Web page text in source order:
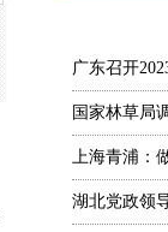
广东召开
国家林草局
上海青浦：
湖北党政领